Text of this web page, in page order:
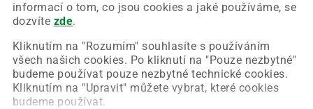
informací o tom, co jsou cookies a jaké používáme, se
dozvíte zde.
Kliknutím na "Rozumím" souhlasíte s používáním
všech našich cookies. Po kliknutí na "Pouze nezbytné"
budeme používat pouze nezbytné technické cookies.
Kliknutím na "Upravit" můžete vybrat, které cookies
budeme používat.
Chyba nastala na naší straně a už ji opravujeme.
Zkuste prosím znovu načíst požadovanou stránku.
Obnovit stránku Úvodní strana